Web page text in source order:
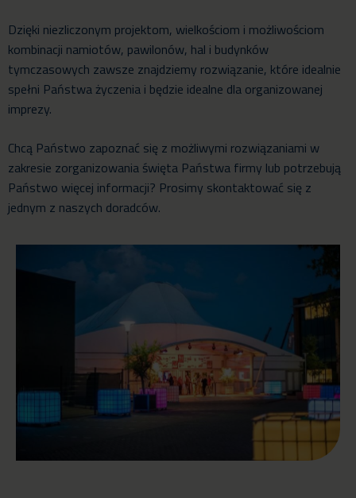
Dzięki niezliczonym projektom, wielkościom i możliwościom
kombinacji namiotów, pawilonów, hal i budynków
tymczasowych zawsze znajdziemy rozwiązanie, które idealnie
spełni Państwa życzenia i będzie idealne dla organizowanej
imprezy.
Chcą Państwo zapoznać się z możliwymi rozwiązaniami w
zakresie zorganizowania święta Państwa firmy lub potrzebują
Państwo więcej informacji? Prosimy skontaktować się z
jednym z naszych doradców.